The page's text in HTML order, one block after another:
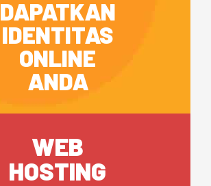
DAPATKAN
IDENTITAS
ONLINE
ANDA
WEB
HOSTING